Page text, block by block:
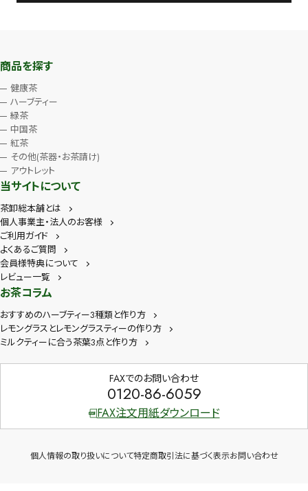
商品を探す
健康茶
ハーブティー
緑茶
中国茶
紅茶
その他(茶器・お茶請け)
アウトレット
当サイトについて
茶卸総本舗とは
個人事業主・法人のお客様
ご利用ガイド
よくあるご質問
会員様特典について
レビュー一覧
お茶コラム
おすすめのハーブティー3種類と作り方
レモングラスとレモングラスティーの作り方
ミルクティーに合う茶葉3点と作り方
FAXでのお問い合わせ
0120-86-6059
FAX注文用紙ダウンロード
個人情報の取り扱いについて特定商取引法に基づく表示お問い合わせ